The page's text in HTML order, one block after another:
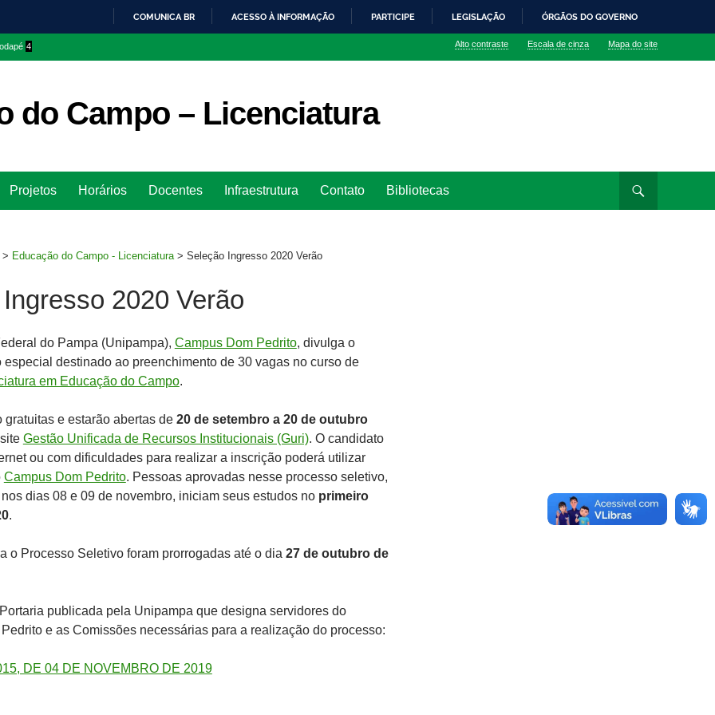
O
COMUNICA BR ACESSO À INFORMAÇÃO PARTICIPE LEGISLAÇÃO ÓRGÃOS DO GOVERNO
4 Alto contraste Escala de cinza Mapa do site
do Campo – Licenciatura
para
Projetos Horários Docentes Infraestrutura Contato Bibliotecas
> Educação do Campo - Licenciatura > Seleção Ingresso 2020 Verão
2020 Verão
do Pampa (Unipampa), Campus Dom Pedrito, divulga o
especial destinado ao preenchimento de 30 vagas no curso de
em Educação do Campo.
gratuitas e estarão abertas de 20 de setembro a 20 de outubro
Gestão Unificada de Recursos Institucionais (Guri). O candidato
ou com dificuldades para realizar a inscrição poderá utilizar
Campus Dom Pedrito. Pessoas aprovadas nesse processo seletivo,
dias 08 e 09 de novembro, iniciam seus estudos no primeiro
.
o Processo Seletivo foram prorrogadas até o dia 27 de outubro de
publicada pela Unipampa que designa servidores do
e as Comissões necessárias para a realização do processo:
DE 04 DE NOVEMBRO DE 2019